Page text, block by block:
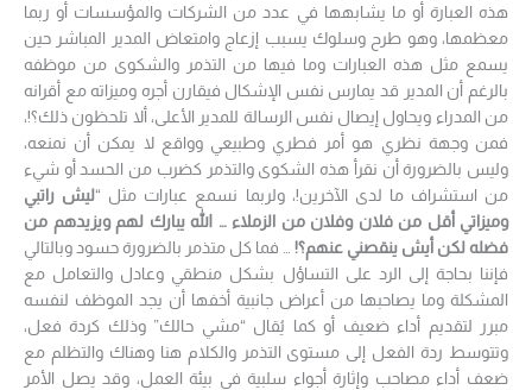
هذه العبارة أو ما يشابهها في عدد من الشركات والمؤسسات أو ربما
معظمها، وهو طرح وسلوك يسبب إزعاج وامتعاض المدير المباشر حين
يسمع مثل هذه العبارات وما فيها من التذمر والشكوى من موظفه
بالرغم أن المدير قد يمارس نفس الإشكال فيقارن أجره وميزاته مع أقرانه
من المدراء ويحاول إيصال نفس الرسالة للمدير الأعلى، ألا تلحظون ذلك؟!،
فمن وجهة نظري هو أمر فطري وطبيعي وواقع لا يمكن أن نمنعه،
وليس بالضرورة أن نقرأ هذه الشكوى والتذمر كضرب من الحسد أو شيء
من استشراف ما لدى الآخرين!، ولربما نسمع عبارات مثل “ليش راتبي
وميزاتي أقل من فلان وفلان من الزملاء … الله يبارك لهم ويزيدهم من
فضله لكن أيش ينقصني عنهم؟! … فما كل متذمر بالضرورة حسود وبالتالي
فإننا بحاجة إلى الرد على التساؤل بشكل منطقي وعادل والتعامل مع
المشكلة وما يصاحبها من أعراض جانبية أخفها أن يجد الموظف لنفسه
مبرر لتقديم أداء ضعيف أو كما يُقال “مشي حالك” وذلك كردة فعل،
وتتوسط ردة الفعل إلى مستوى التذمر والكلام هنا وهناك والتظلم مع
ضعف أداء مصاحب وإثارة أجواء سلبية في بيئة العمل، وقد يصل الأمر